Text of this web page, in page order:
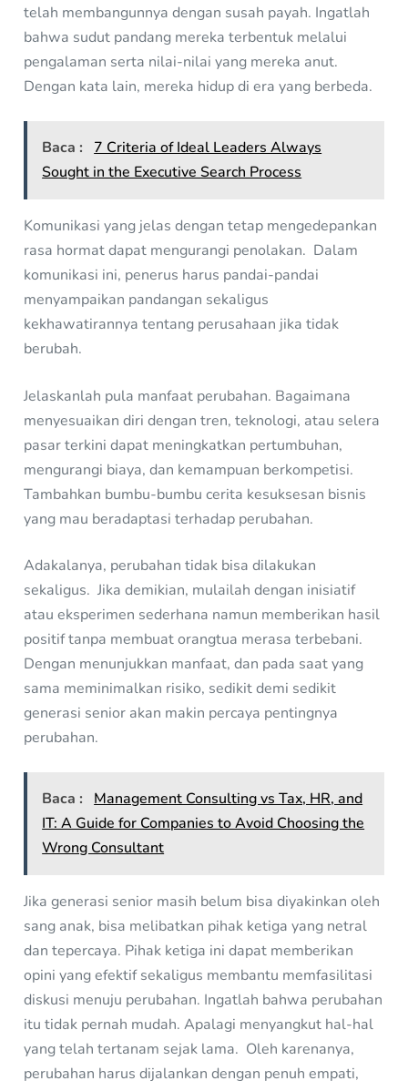
telah membangunnya dengan susah payah. Ingatlah
bahwa sudut pandang mereka terbentuk melalui
pengalaman serta nilai-nilai yang mereka anut.
Dengan kata lain, mereka hidup di era yang berbeda.
Baca :
7 Criteria of Ideal Leaders Always
Sought in the Executive Search Process
Komunikasi yang jelas dengan tetap mengedepankan
rasa hormat dapat mengurangi penolakan. Dalam
komunikasi ini, penerus harus pandai-pandai
menyampaikan pandangan sekaligus
kekhawatirannya tentang perusahaan jika tidak
berubah.
Jelaskanlah pula manfaat perubahan. Bagaimana
menyesuaikan diri dengan tren, teknologi, atau selera
pasar terkini dapat meningkatkan pertumbuhan,
mengurangi biaya, dan kemampuan berkompetisi.
Tambahkan bumbu-bumbu cerita kesuksesan bisnis
yang mau beradaptasi terhadap perubahan.
Adakalanya, perubahan tidak bisa dilakukan
sekaligus. Jika demikian, mulailah dengan inisiatif
atau eksperimen sederhana namun memberikan hasil
positif tanpa membuat orangtua merasa terbebani.
Dengan menunjukkan manfaat, dan pada saat yang
sama meminimalkan risiko, sedikit demi sedikit
generasi senior akan makin percaya pentingnya
perubahan.
Baca :
Management Consulting vs Tax, HR, and
IT: A Guide for Companies to Avoid Choosing the
Wrong Consultant
Jika generasi senior masih belum bisa diyakinkan oleh
sang anak, bisa melibatkan pihak ketiga yang netral
dan tepercaya. Pihak ketiga ini dapat memberikan
opini yang efektif sekaligus membantu memfasilitasi
diskusi menuju perubahan. Ingatlah bahwa perubahan
itu tidak pernah mudah. Apalagi menyangkut hal-hal
yang telah tertanam sejak lama. Oleh karenanya,
perubahan harus dijalankan dengan penuh empati,